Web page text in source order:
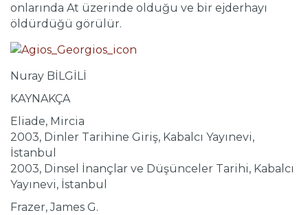
onlarında At üzerinde olduğu ve bir ejderhayı
öldürdüğü görülür.
Nuray BİLGİLİ
KAYNAKÇA
Eliade, Mircia
2003, Dinler Tarihine Giriş, Kabalcı Yayınevi,
İstanbul
2003, Dinsel İnançlar ve Düşünceler Tarihi, Kabalcı
Yayınevi, İstanbul
Frazer, James G.